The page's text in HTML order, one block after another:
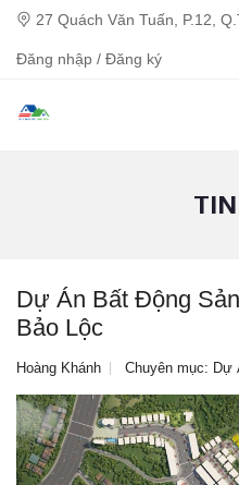
27 Quách Văn Tuấn, P.12,
Đăng nhập / Đăng ký
Dự Án Bất Động
Bảo Lộc
Hoàng Khánh Chuyên mục: Dự